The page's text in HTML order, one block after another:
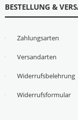
BESTELLUNG &
Zahlungsarten
Versandarten
Widerrufsbelehrung
Widerrufsformular